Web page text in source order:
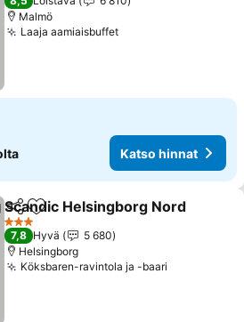
Malmö
Laaja aamiaisbuffetKatso hinnat
Katso hinnat
Jaa Lisää suosikkeihin
Scandic Helsingborg Nord
3 Tähtiluokitus
7,8 Hyvä
5 680
Helsingborg
Köksbaren-ravintola ja -baari